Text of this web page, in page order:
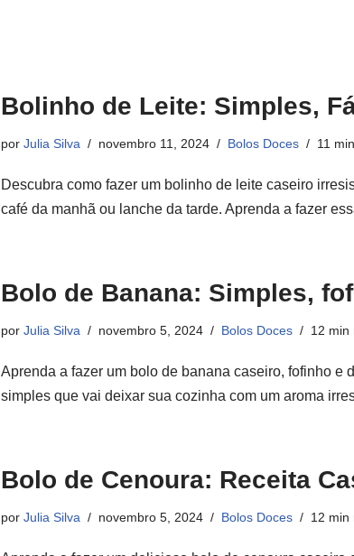
Bolinho de Leite: Simples,
por Julia Silva novembro 11, 2024 Bolos Doces 11
Descubra como fazer um bolinho de leite caseiro
café da manhã ou lanche da tarde. Aprenda a fazer
Bolo de Banana: Simples,
por Julia Silva novembro 5, 2024 Bolos Doces 12 min
Aprenda a fazer um bolo de banana caseiro, fofinho e
simples que vai deixar sua cozinha com um aroma
Bolo de Cenoura: Receita
por Julia Silva novembro 5, 2024 Bolos Doces 12 min